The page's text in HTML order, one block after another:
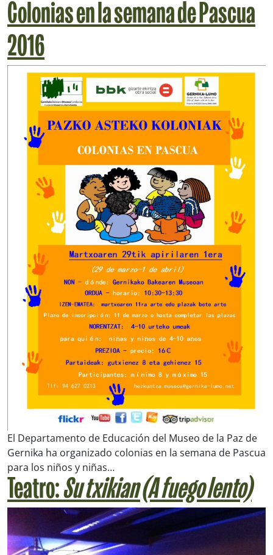
Colonias en la semana de Pascua
2016
El Departamento de Educación del Museo de la Paz de
Gernika ha organizado colonias en la semana de Pascua
para los niños y niñas…
Teatro:Su txikian (A fuego lento)